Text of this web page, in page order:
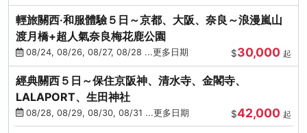
輕旅關西‧和服體驗５日～京都、大阪、奈良～浪漫嵐山
渡月橋+超人氣奈良梅花鹿公園
08/24, 08/26, 08/27, 08/28 ...更多日期 $30,000 起
經典關西５日～保住京阪神、清水寺、金閣寺、
LALAPORT、生田神社
08/28, 08/29, 08/30, 08/31 ...更多日期 $42,000 起